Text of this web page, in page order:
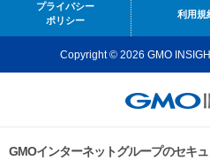
プライバシー
ポリシー
利用規
Copyright © 2026 GMO
GMOインターネットグループのセキ